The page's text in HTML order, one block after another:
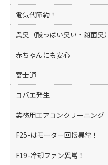
電気代節約！
異臭（酸っぱい臭い・雑菌臭）
赤ちゃんにも安心
富士通
コバエ発生
業務用エアコンクリーニング
F25-はモーター回転異常！
F19-冷却ファン異常！